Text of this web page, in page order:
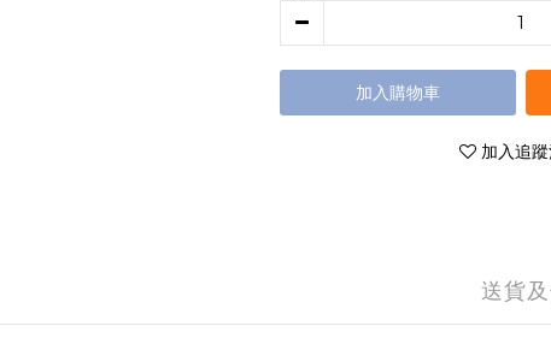
加入購物車
加入追
送貨